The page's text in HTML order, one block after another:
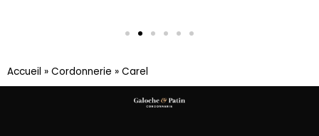
Accueil » Cordonnerie » Carel